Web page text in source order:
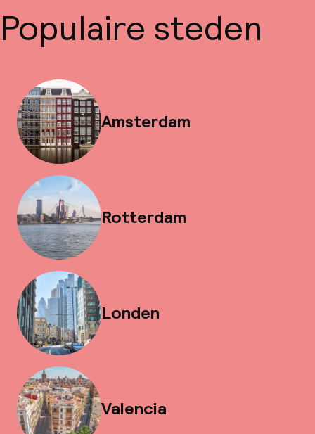
Populaire steden
Amsterdam
Rotterdam
Londen
Valencia